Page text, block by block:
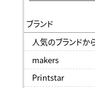
ブランド
人気のブランドか
makers
Printstar